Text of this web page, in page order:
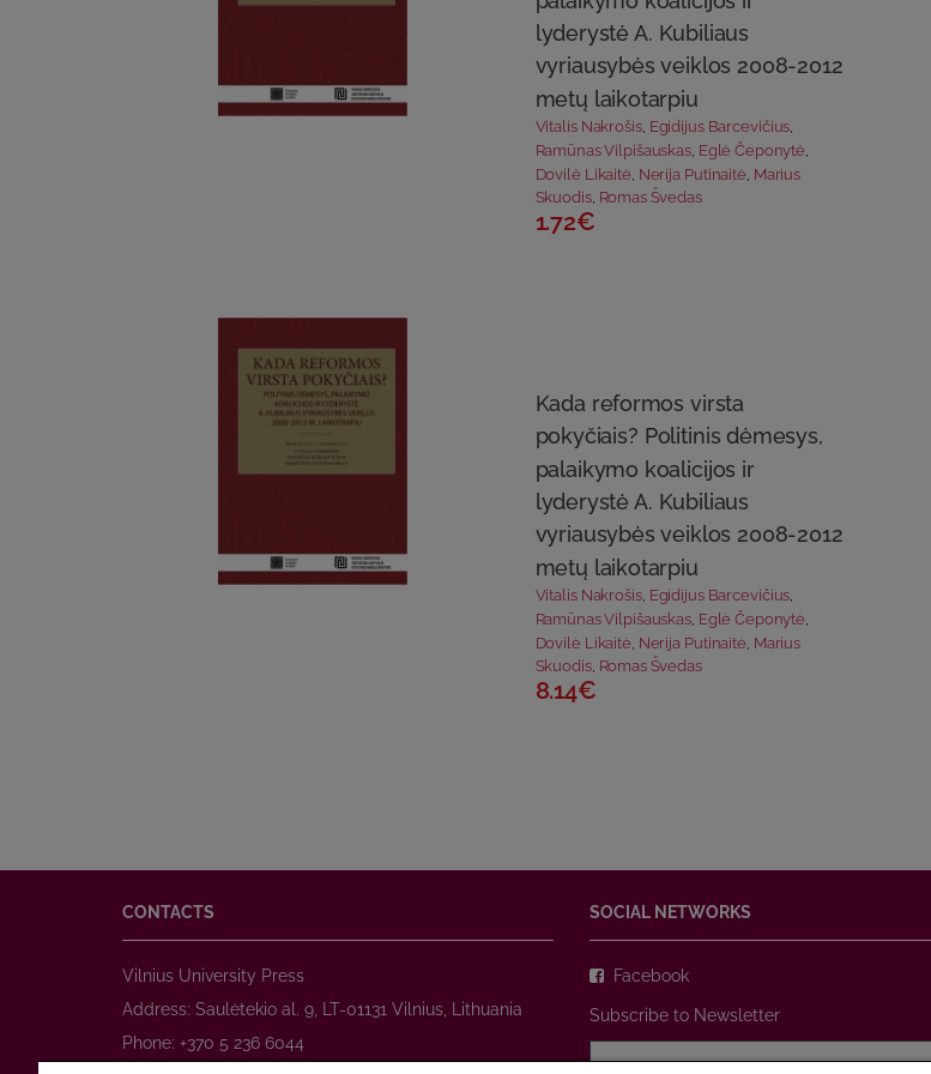
lyderystė A. Kubiliaus
vyriausybės veiklos 2008-2012
metų laikotarpiu
Vitalis Nakrošis, Egidijus Barcevičius,
Ramūnas Vilpišauskas, Eglė Čeponytė,
Dovilė Likaitė Nerija Putinaitė Marius
Skuodis, Romas Švedas
1.72€
Kada reformos virsta
pokyčiais? Politinis dėmesys,
palaikymo koalicijos ir
lyderystė A. Kubiliaus
vyriausybės veiklos 2008-2012
metų laikotarpiu
Vitalis Nakrošis, Egidijus Barcevičius,
Ramūnas Vilpišauskas, Eglė Čeponytė,
Dovilė Likaitė Nerija Putinaitė Marius
Skuodis, Romas Švedas
8.14€
CONTACTS
Vilnius University Press
Address: Saulėtekio al. 9, LT-01131 Vilnius, Lithuania
Phone: +370 5 236 6044
SOCIAL NETWORKS
Facebook
Subscribe to Newsletter